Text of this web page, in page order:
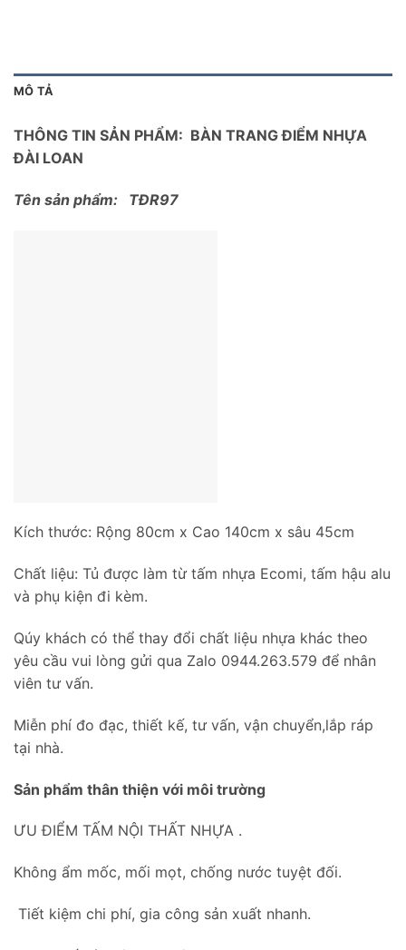
MÔ TẢ
THÔNG TIN SẢN PHẨM: BÀN TRANG ĐIỂM NHỰA
ĐÀI LOAN
Tên sản phẩm: TĐR97
Kích thước: Rộng 80cm x Cao 140cm x sâu 45cm
Chất liệu: Tủ được làm từ tấm nhựa Ecomi, tấm hậu alu
và phụ kiện đi kèm.
Qúy khách có thể thay đổi chất liệu nhựa khác theo
yêu cầu vui lòng gửi qua Zalo 0944.263.579 để nhân
viên tư vấn.
Miễn phí đo đạc, thiết kế, tư vấn, vận chuyển,lắp ráp
tại nhà.
Sản phẩm thân thiện với môi trường
ƯU ĐIỂM TẤM NỘI THẤT NHỰA .
Không ẩm mốc, mối mọt, chống nước tuyệt đối.
Tiết kiệm chi phí, gia công sản xuất nhanh.